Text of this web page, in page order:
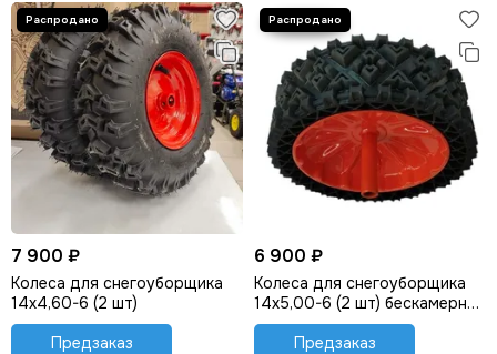
7 900 ₽
Колеса для снегоуборщика
14х4,60-6 (2 шт)
Предзаказ
6 900 ₽
Колеса для снегоуборщика
14х5,00-6 (2 шт) бескамерные
безвоздушные
Предзаказ